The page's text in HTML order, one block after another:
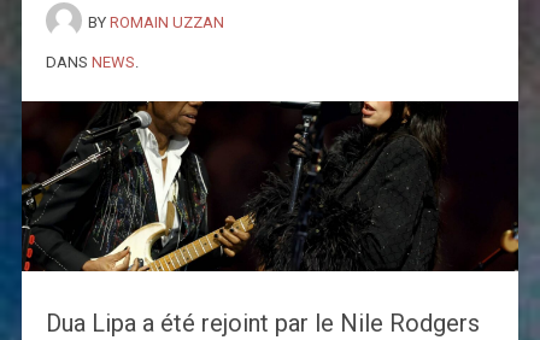
BY ROMAIN UZZAN
DANS NEWS
Dua Lipa a été rejoint par le Nile Rodgers